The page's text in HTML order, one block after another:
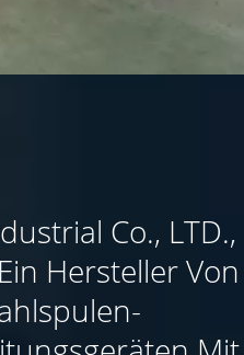
Co., LTD.,
Hersteller Von